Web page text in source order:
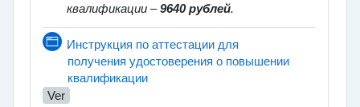
квалификации –9640 рублей.
Инструкция по аттестации для
получения удостоверения о повышении
квалификации
Página
Ver